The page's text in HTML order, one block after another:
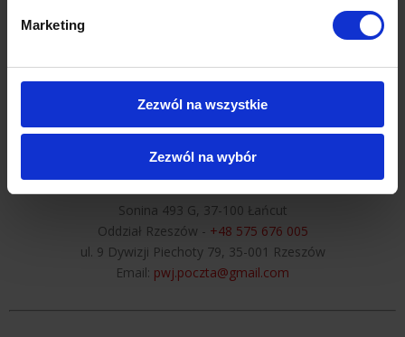
Marketing
Zezwól na wszystkie
Zezwól na wybór
ochrona przed trzema głównymi czynnikami degradacji żelkotu:
solą, promieniowaniem UV i uszkodzeniami mechanicznymi.
Dobrze wykonana aplikacja sprawia, że ochrona kadłuba staje się
niemal bezobsługowa - zarówno w intensywnym użytkowaniu na
jeziorach, jak i w trudnych warunkach morskich.
Centrum Folii Samochodowych
Oddział Sonina -+48 534 704 315
Sonina 493 G, 37-100 Łańcut
Oddział Rzeszów - +48 575 676 005
ul. 9 Dywizji Piechoty 79, 35-001 Rzeszów
Email: pwj.poczta@gmail.com